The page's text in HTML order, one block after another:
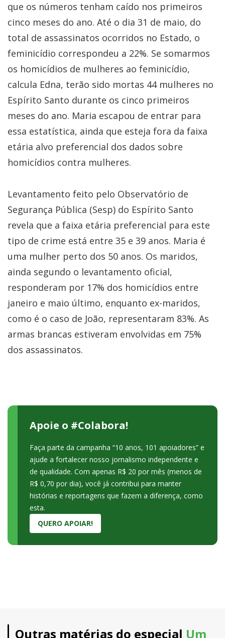
que os números tenham caído nos primeiros
cinco meses do ano. Até o dia 31 de maio, do
total de assassinatos ocorridos no Estado, o
feminicídio correspondeu a 22%. Se somarmos
os homicídios de mulheres ao feminicídio,
calcula Edna, terão sido mortas 44 mulheres no
Espírito Santo durante os cinco primeiros
meses do ano. Maria escapou de entrar para
essa estatística, ainda que esteja fora da faixa
etária alvo preferencial dos dados sobre
homicídios contra mulheres.
Levantamento feito pelo Observatório de
Segurança Pública (Sesp) do Espírito Santo
revela que a faixa etária preferencial para este
tipo de crime está entre 35 e 39 anos. Maria é
uma mulher perto dos 50 anos. Os maridos,
ainda segundo o levantamento oficial,
responderam por 17% dos homicídios entre
janeiro e maio último, enquanto ex-maridos,
como é o caso de João, representaram 83%. As
armas brancas estiveram envolvidas em 75%
dos assassinatos.
Apoie o #Colabora!
Faça parte da campanha “10 anos, 101 apoiadores” e
ajude a fortalecer nosso jornalismo independente e
de qualidade. Com apenas R$ 20 por mês (menos de
R$ 0,70 por dia), você já contribui para manter
histórias e reportagens que fazem a diferença, como
esta.
QUERO APOIAR!
Outras matérias do especial Um